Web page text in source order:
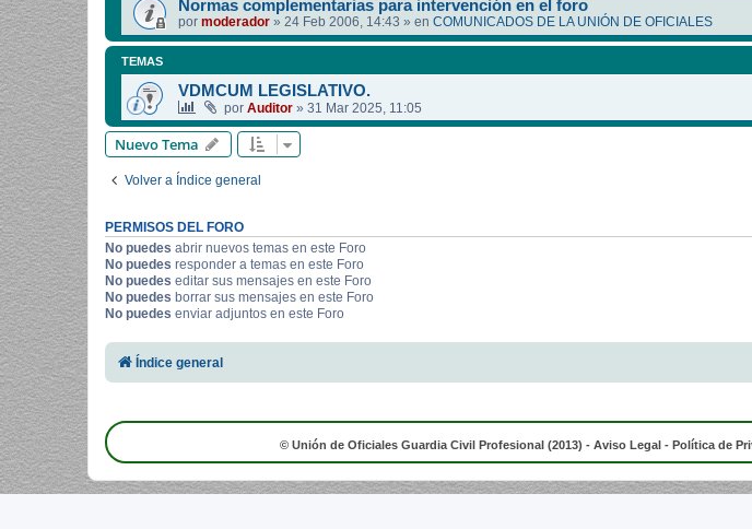
Normas complementarias para intervención en el foro
por moderador » 24 Feb 2006, 14:43 » en COMUNICADOS DE LA UNIÓN DE OFICIALES
TEMAS
VDMCUM LEGISLATIVO.
por Auditor » 31 Mar 2025, 11:05
Nuevo Tema
Volver a Índice general
PERMISOS DEL FORO
No puedes abrir nuevos temas en este Foro
No puedes responder a temas en este Foro
No puedes editar sus mensajes en este Foro
No puedes borrar sus mensajes en este Foro
No puedes enviar adjuntos en este Foro
Índice general
© Unión de Oficiales Guardia Civil Profesional (2013) - Aviso Legal - Política de